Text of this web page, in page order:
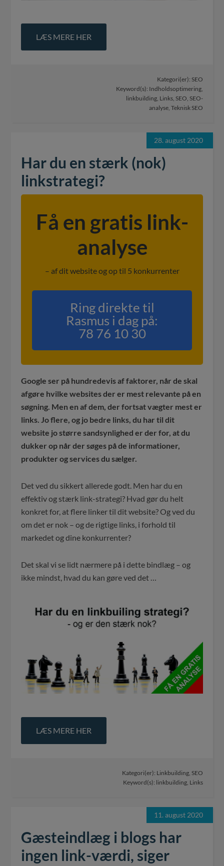
LÆS MERE HER
Kategori(er): SEO
Keyword(s): Indholdsoptimering,
linkbuilding, Links, SEO, SEO-
analyse, Teknisk SEO
28. august 2020
Har du en stærk (nok)
linkstrategi?
Få en gratis link-
analyse
– af dit website og op til 5 konkurrenter
Ring direkte til
Rasmus i dag på:
78 76 10 30
Google ser på hundredevis af faktorer, når de skal
afgøre hvilke websites der er mest relevante på en
søgning. Men en af dem, der fortsat vægter mest er
links. Jo flere, og jo bedre links, du har til dit
website jo større sandsynlighed er der for, at du
dukker op når der søges på de informationer,
produkter og services du sælger.
Det ved du sikkert allerede godt. Men har du en
effektiv og stærk link-strategi? Hvad gør du helt
konkret for, at flere linker til dit website? Og ved du
om det er nok – og de rigtige links, i forhold til
markedet og dine konkurrenter?
Det skal vi se lidt nærmere på i dette bindlæg – og
ikke mindst, hvad du kan gøre ved det …
LÆS MERE HER
Kategori(er): Linkbuilding, SEO
Keyword(s): linkbuilding, Links
11. august 2020
Gæsteindlæg i blogs har
ingen link-værdi, siger